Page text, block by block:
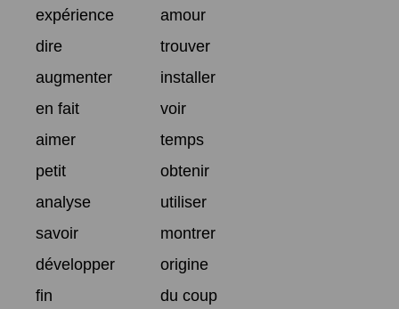
expérience
amour
dire
trouver
augmenter
installer
en fait
voir
aimer
temps
petit
obtenir
analyse
utiliser
savoir
montrer
développer
origine
fin
du coup